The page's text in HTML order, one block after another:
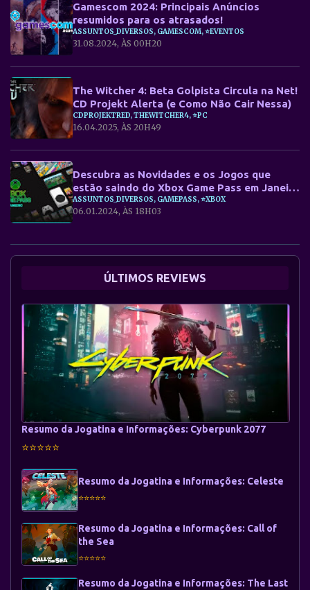
Gamescom 2024: Principais Anúncios
resumidos para os atrasados!
ASSUNTOS_DIVERSOS, GAMESCOM, ⭐EVENTOS
31.08.2024, ÀS 00H20
The Witcher 4: Beta Golpista Circula na Net!
CD Projekt Alerta (e Como Não Cair Nessa)
CDPROJEKTRED, THEWITCHER4, ⭐PC
16.04.2025, ÀS 20H49
Descubra as Novidades e os Jogos que
estão saindo do Xbox Game Pass em Janeiro
de 2024
ASSUNTOS_DIVERSOS, GAMEPASS, ⭐XBOX
06.01.2024, ÀS 18H03
ÚLTIMOS REVIEWS
Resumo da Jogatina e Informações: Cyberpunk 2077
⭐⭐⭐⭐⭐
Resumo da Jogatina e Informações: Celeste
⭐⭐⭐⭐⭐
Resumo da Jogatina e Informações: Call of
the Sea
⭐⭐⭐⭐⭐
Resumo da Jogatina e Informações: The Last